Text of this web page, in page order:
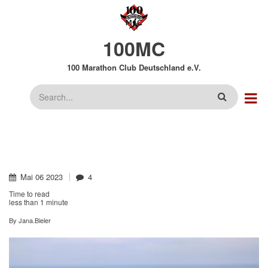
100MC
100 Marathon Club Deutschland e.V.
Suche
Mai 06 2023 4
Time to read
less than 1 minute
By Jana.Bieler